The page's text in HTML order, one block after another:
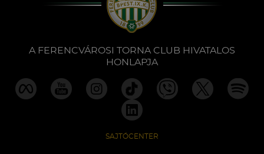
A FERENCVÁROSI TORNA CLUB HIVATALOS
HONLAPJA
SAJTÓCENTER